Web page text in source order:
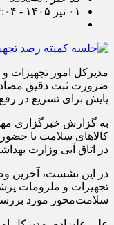
۰۱ تیر ۱۴۰۵ - ۱۴:۰۴
مدیرکل امور تجهیزات
ضرورت ثبت دقیق
پایش برای تسریع در
به گزارش خبرگزاری
کالاهای سلامت با
در اتاق آبی وزارت
در این نشست، آخرین
تجهیزات و ملزومات
سلامت‌محور مورد